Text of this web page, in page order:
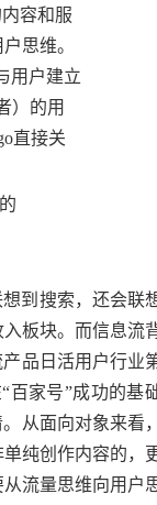
容和服
思维。
用户建立
）的用
直接关
到搜索，还会联
板块。而信息流
品日活用户行业
百家号”成功的基
从面向对象来看，
纯创作内容的，
流量思维向用户